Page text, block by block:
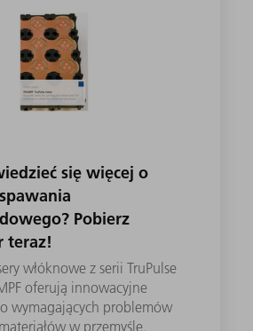
się więcej o
Pobierz
teraz!
włóknowe z serii TruPulse
oferują innowacyjne
wymagających problemów
w przemyśle.